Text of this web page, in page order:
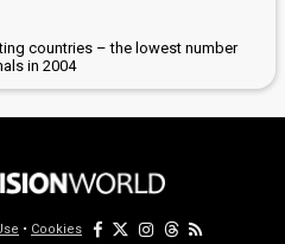
countries – the lowest number
in 2004
• Cookies